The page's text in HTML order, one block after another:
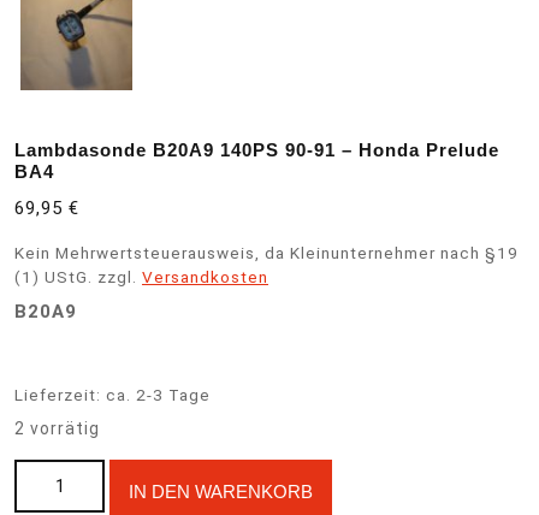
Lambdasonde B20A9 140PS 90-91 – Honda Prelude
BA4
69,95 €
Kein Mehrwertsteuerausweis, da Kleinunternehmer nach §19
(1) UStG.
zzgl. Versandkosten
B20A9
Lieferzeit: ca. 2-3 Tage
2 vorrätig
IN DEN WARENKORB